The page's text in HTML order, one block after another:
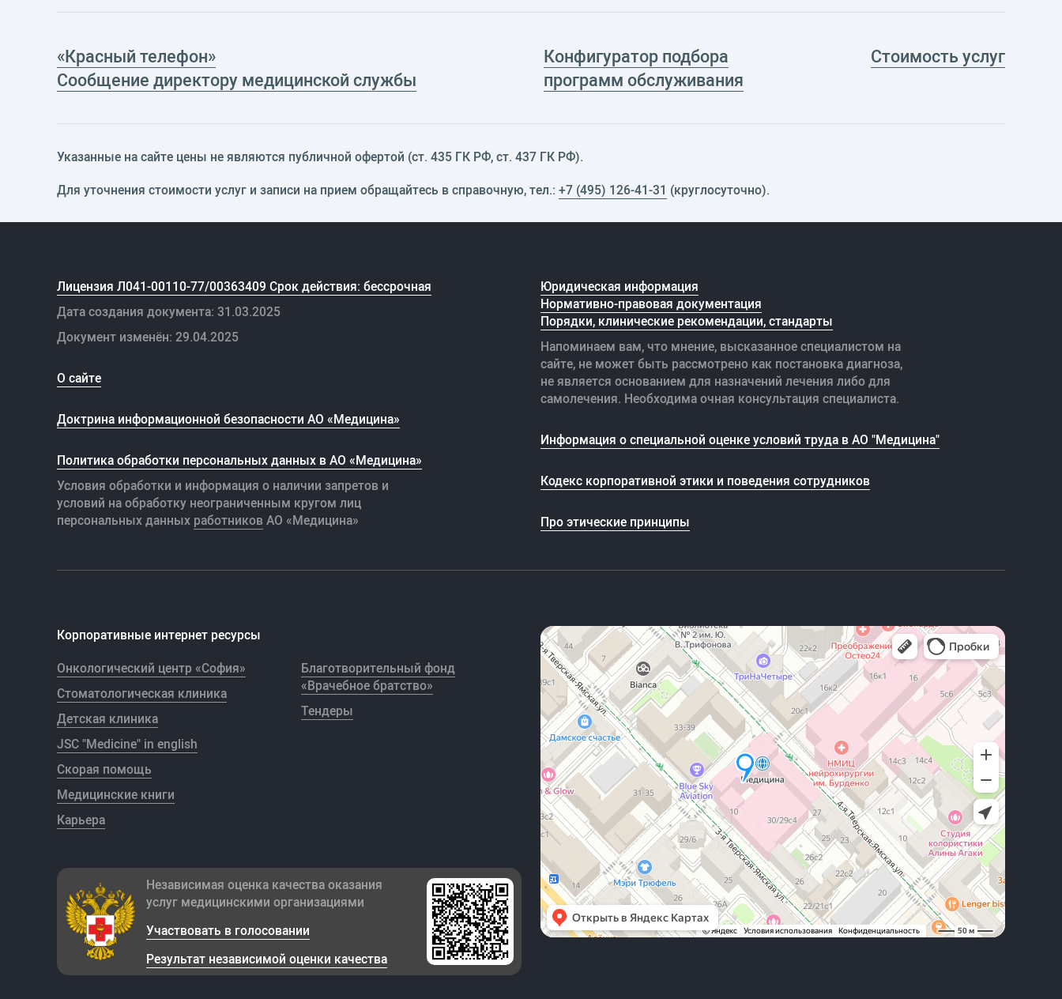
«Красный телефон»
Сообщение директору медицинской службы
Конфигуратор подбора
программ обслуживания
Стоимость услуг
Указанные на сайте цены не являются публичной офертой (ст. 435 ГК РФ, cт. 437 ГК РФ).
Для уточнения стоимости услуг и записи на прием обращайтесь в справочную, тел.: +7 (495) 126-41-31 (круглосуточно).
Лицензия Л041-00110-77/00363409 Срок действия: бессрочная
Дата создания документа: 31.03.2025
Документ изменён: 29.04.2025
О сайте
Доктрина информационной безопасности АО «Медицина»
Политика обработки персональных данных в АО «Медицина»
Условия обработки и информация о наличии запретов и
условий на обработку неограниченным кругом лиц
персональных данных работниковАО «Медицина»
Юридическая информация
Нормативно-правовая документация
Порядки, клинические рекомендации, стандарты
Напоминаем вам, что мнение, высказанное специалистом на
сайте, не может быть рассмотрено как постановка диагноза,
не является основанием для назначений лечения либо для
самолечения. Необходима очная консультация специалиста.
Информация о специальной оценке условий труда в АО "Медицина"
Кодекс корпоративной этики и поведения сотрудников
Про этические принципы
Корпоративные интернет ресурсы
Онкологический центр «София»
Стоматологическая клиника
Детская клиника
JSC "Medicine" in english
Скорая помощь
Благотворительный фонд
«Врачебное братство»
Тендеры
Медицинские книги
Карьера
Независимая оценка качества оказания
услуг медицинскими организациями
Участвовать в голосовании
Результат независимой оценки качества